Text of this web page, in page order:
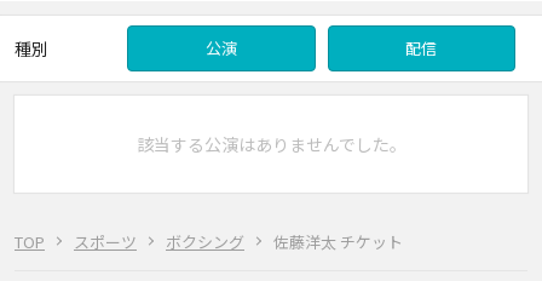
TOP スポーツ ボクシング 佐藤洋太 チケット
種別 公演 配信
該当する公演はありませんでした。